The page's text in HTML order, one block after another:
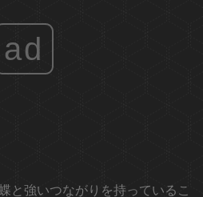
ad
と強いつながりを持っているこ